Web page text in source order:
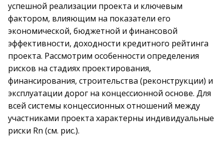
успешной реализации проекта и ключевым
фактором, влияющим на показатели его
экономической, бюджетной и финансовой
эффективности, доходности кредитного рейтинга
проекта. Рассмотрим особенности определения
рисков на стадиях проектирования,
финансирования, строительства (реконструкции) и
эксплуатации дорог на концессионной основе. Для
всей системы концессионных отношений между
участниками проекта характерны индивидуальные
риски Rn (см. рис.).